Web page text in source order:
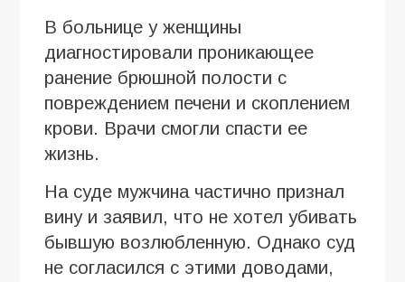
В больнице у женщины
диагностировали проникающее
ранение брюшной полости с
повреждением печени и скоплением
крови. Врачи смогли спасти ее
жизнь.
На суде мужчина частично признал
вину и заявил, что не хотел убивать
бывшую возлюбленную. Однако суд
не согласился с этими доводами,